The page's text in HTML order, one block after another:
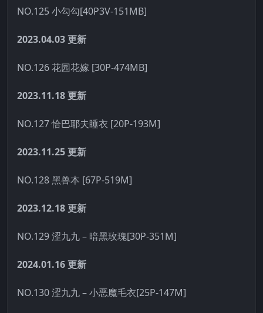
NO.125 小勾勾[40P3V-151MB]
2023.04.03更新
NO.126 花园花嫁 [30P-474MB]
2023.11.18更新
NO.127 恰巴耶夫睡衣 [20P-193M]
2023.11.25更新
NO.128 黑兽本 [67P-519M]
2023.12.18更新
NO.129 涩九九 – 暗黑玫瑰[30P-351M]
2024.01.16更新
NO.130 涩九九 – 小恶魔毛衣[25P-147M]